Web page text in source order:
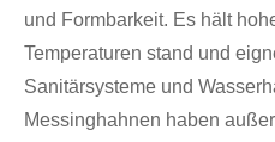
und Formbarkeit. Es hält
Temperaturen stand und
Sanitärsysteme und
Messinghahnen haben